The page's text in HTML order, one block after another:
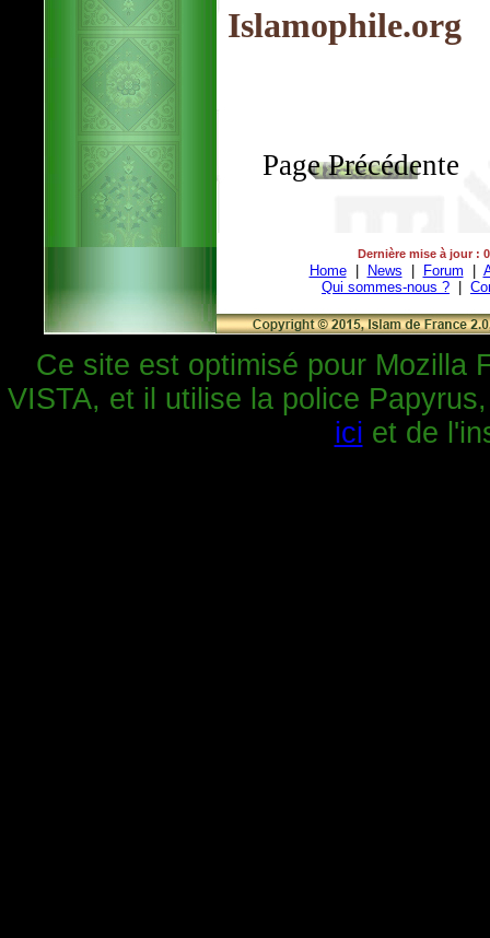
Islamophile.org
Page Précédente
Dernière mise à jour :
Home| News Forum
Qui sommes-nous ?
Ce site est optimisé pour Mozilla
VISTA, et il utilise la police
ici et de